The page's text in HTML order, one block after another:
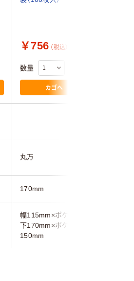
￥756 （税込）
数量
カゴへ
丸万
170mm
幅115mm×ポケット
下170mm×ポケット
150mm